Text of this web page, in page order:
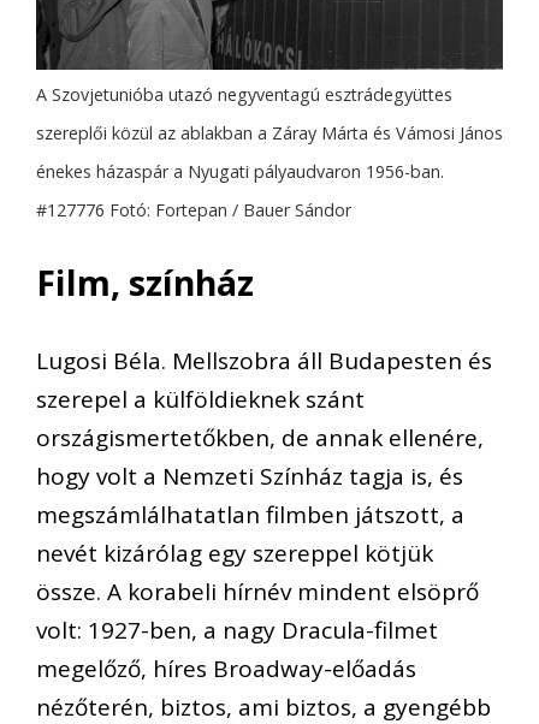
A Szovjetunióba utazó negyventagú esztrádegyüttes
szereplői közül az ablakban a Záray Márta és Vámosi János
énekes házaspár a Nyugati pályaudvaron 1956-ban.
#127776 Fotó: Fortepan / Bauer Sándor
Film, színház
Lugosi Béla. Mellszobra áll Budapesten és
szerepel a külföldieknek szánt
országismertetőkben, de annak ellenére,
hogy volt a Nemzeti Színház tagja is, és
megszámlálhatatlan filmben játszott, a
nevét kizárólag egy szereppel kötjük
össze. A korabeli hírnév mindent elsöprő
volt: 1927-ben, a nagy Dracula-filmet
megelőző, híres Broadway-előadás
nézőterén, biztos, ami biztos, a gyengébb